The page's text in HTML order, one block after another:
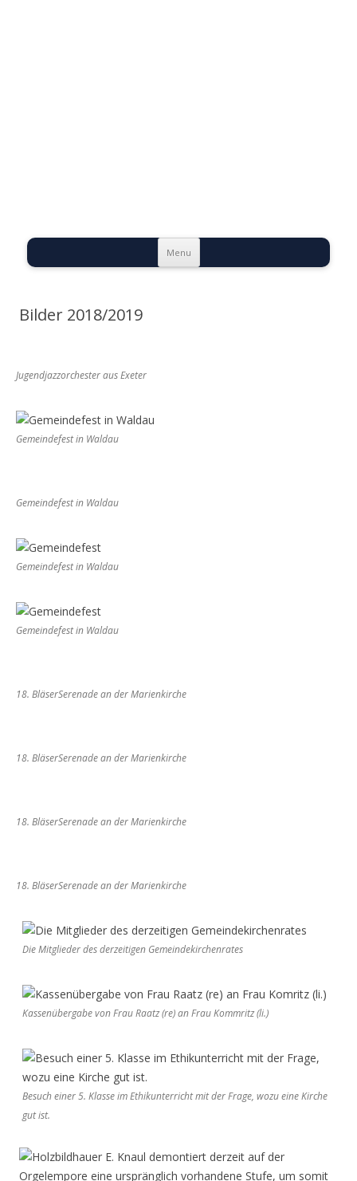
Menu
Skip to content
Bilder 2018/2019
Jugendjazzorchester aus Exeter
Gemeindefest in Waldau
Gemeindefest in Waldau
Gemeindefest in Waldau
Gemeindefest in Waldau
18. BläserSerenade an der Marienkirche
18. BläserSerenade an der Marienkirche
18. BläserSerenade an der Marienkirche
18. BläserSerenade an der Marienkirche
Die Mitglieder des derzeitigen Gemeindekirchenrates
Kassenübergabe von Frau Raatz (re) an Frau Kommritz (li.)
Besuch einer 5. Klasse im Ethikunterricht mit der Frage, wozu eine Kirche
gut ist.